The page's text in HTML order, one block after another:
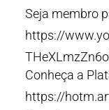
Seja membro
https://
Conheça a
https://